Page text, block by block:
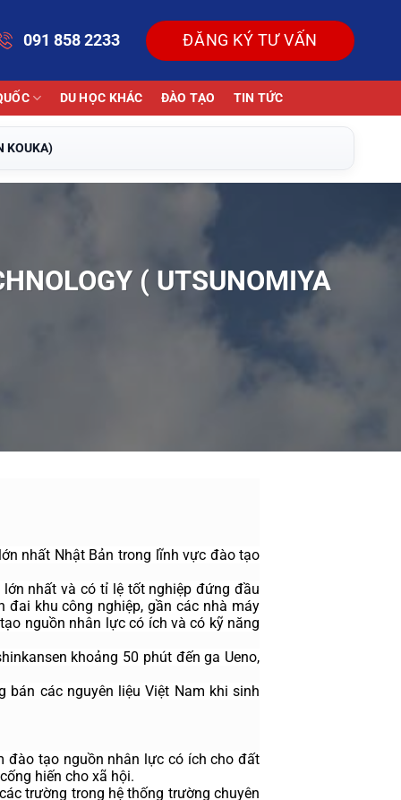
091 858 2233 ĐĂNG KÝ TƯ VẤN
DU HỌC KHÁC ĐÀO TẠO TIN TỨC
KOUKA)
( UTSUNOMIYA
nhất Nhật Bản trong lĩnh vực đào tạo
nhất và có tỉ lệ tốt nghiệp đứng đầu
đai khu công nghiệp, gần các nhà máy
nguồn nhân lực có ích và có kỹ năng
khoảng 50 phút đến ga Ueno,
các nguyên liệu Việt Nam khi sinh
đào tạo nguồn nhân lực có ích cho đất
hiến cho xã hội.
trường trong hệ thống trường chuyên